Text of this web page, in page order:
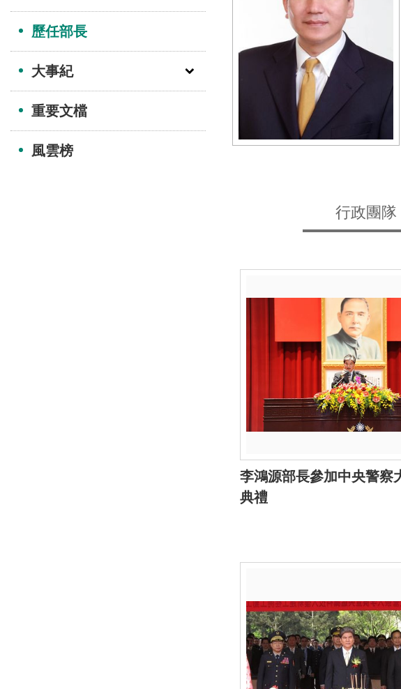
歷任部長
大事紀
重要文檔
風雲榜
行政團隊
李鴻源部長參加中央警察
典禮